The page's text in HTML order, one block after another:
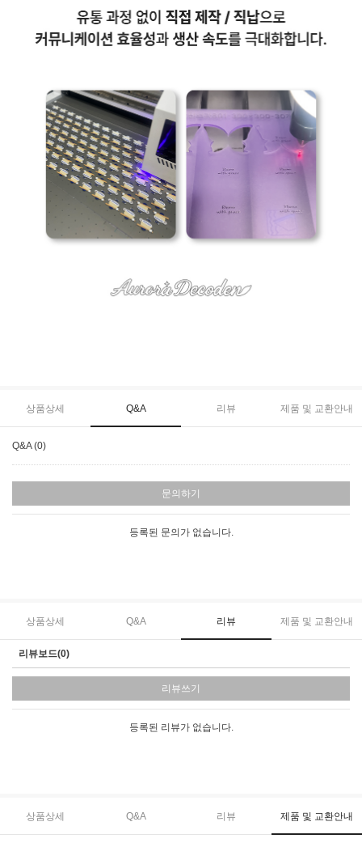
상품상세 Q&A 리뷰 제품 및 교환안내
Q&A (0)
문의하기
등록된 문의가 없습니다.
상품상세 Q&A 리뷰 제품 및 교환안내
리뷰보드(0)
리뷰쓰기
등록된 리뷰가 없습니다.
상품상세 Q&A 리뷰 제품 및 교환안내